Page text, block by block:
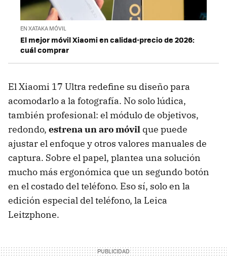
EN XATAKA MÓVIL
El mejor móvil Xiaomi en calidad-precio de 2026:
cuál comprar
El Xiaomi 17 Ultra redefine su diseño para
acomodarlo a la fotografía. No solo lúdica,
también profesional: el módulo de objetivos,
redondo, estrena un aro móvil que puede
ajustar el enfoque y otros valores manuales de
captura. Sobre el papel, plantea una solución
mucho más ergonómica que un segundo botón
en el costado del teléfono. Eso sí, solo en la
edición especial del teléfono, la Leica
Leitzphone.